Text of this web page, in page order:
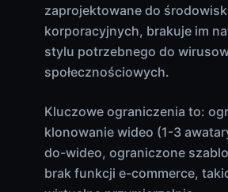
zaprojektowane do środowisk
korporacyjnych, brakuje im
stylu potrzebnego do
społecznościowych.
Kluczowe ograniczenia to:
klonowanie wideo (1-3
do-wideo, ograniczone
brak funkcji e-commerce,